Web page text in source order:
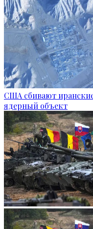
США сбивают
ядерный объект